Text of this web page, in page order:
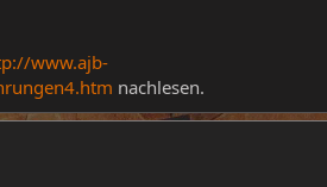
www.ajb-
nachlesen.